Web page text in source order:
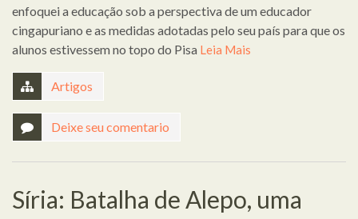
enfoquei a educação sob a perspectiva de um educador
cingapuriano e as medidas adotadas pelo seu país para que os
alunos estivessem no topo do Pisa Leia Mais
Artigos
Deixe seu comentario
Síria: Batalha de Alepo, uma